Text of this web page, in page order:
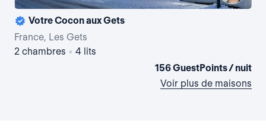
Votre Cocon aux Gets
France, Les Gets
2 chambres • 4 lits
156 GuestPoints / nuit
Voir plus de maisons